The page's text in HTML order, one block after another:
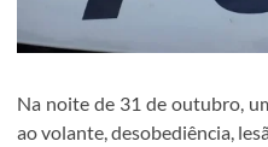
Na noite de 31 de outubro,
ao volante, desobediência,